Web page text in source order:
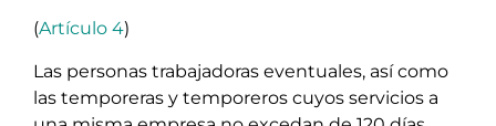
(Artículo 4)
Las personas trabajadoras eventuales, así como
las temporeras y temporeros cuyos servicios a